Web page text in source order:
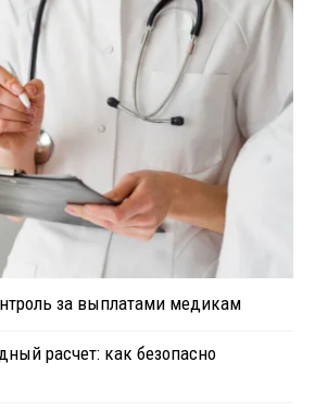
за выплатами медикам
расчет: как безопасно